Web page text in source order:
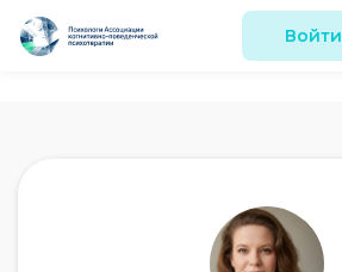
Войти